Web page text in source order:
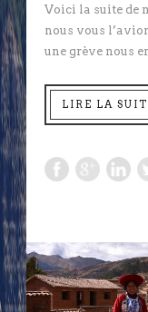
Voici la suite de
nous vous
une grève nous
LIRE LA